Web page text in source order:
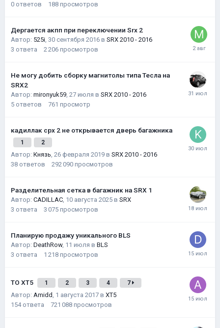
0 ответов 188 просмотров
Дергается акпп при переключении Srx 2
Автор: 525i, 30 сентября 2016 в SRX 2010 - 2016
3 ответа 2 206 просмотров
Не могу добить сборку магнитолы типа Тесла на
SRX2
Автор: mironyuk59, 27 июля в SRX 2010 - 2016
5 ответов 761 просмотр
кадиллак срх 2 не открывается дверь багажника
1 2
Автор: Князь, 26 февраля 2019 в SRX 2010 - 2016
38 ответов 292 090 просмотров
Разделительная сетка в багажник на SRX 1
Автор: CADILLAC, 10 августа 2025 в SRX
3 ответа 3 075 просмотров
Планирую продажу уникального BLS
Автор: DeathRow, 11 июля в BLS
3 ответа 1 218 просмотров
ТО XT5 1 2 3 4 7
Автор: Amidd, 1 августа 2017 в XT5
154 ответа 721 088 просмотров